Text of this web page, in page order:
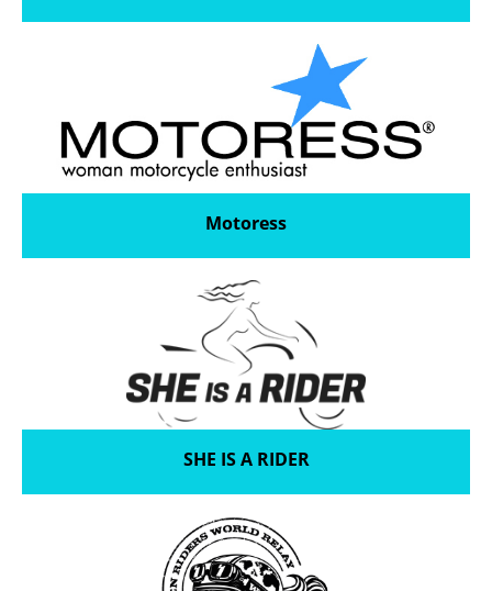
Motoress
SHE IS A RIDER